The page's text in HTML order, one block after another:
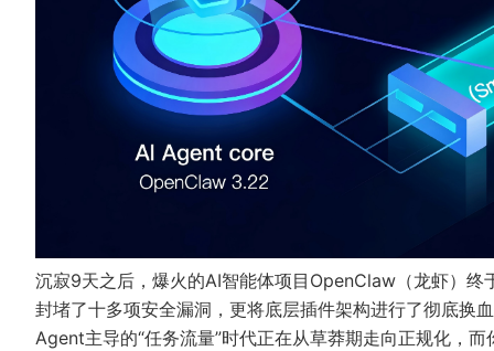
沉寂9天之后，爆火的AI智能体项目OpenClaw（龙虾）
封堵了十多项安全漏洞，更将底层插件架构进行了彻底换
Agent主导的“任务流量”时代正在从草莽期走向正规化，